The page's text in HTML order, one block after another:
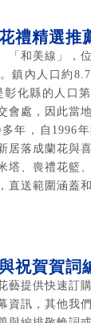
禮精選推
「和美線」，
鎮內人口約
化縣的人口
會處，因此當
年，自1996
居落成蘭花與
塔、喪禮花籃
直送範圍涵蓋
祝賀賀詞
藝提供快速訂
資訊，其他我